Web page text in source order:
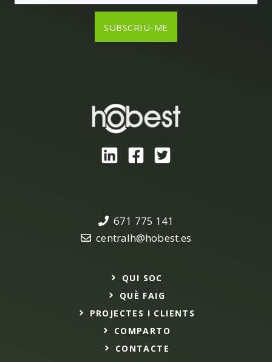
671 775 141
centralh@hobest.es
QUI SOC
QUÈ FAIG
PROJECTES I CLIENTS
COMPARTO
CONTACTE